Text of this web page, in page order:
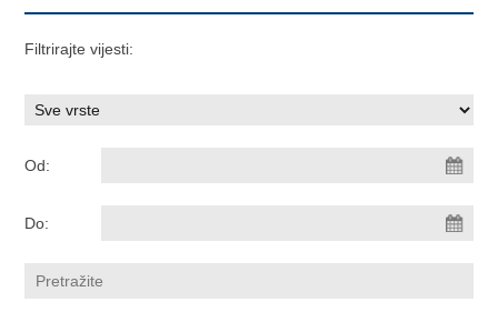
Filtrirajte vijesti:
Od:
Do: